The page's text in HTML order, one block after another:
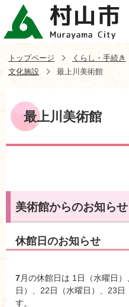
トップページ くらし・手続き
文化施設
最上川美術館
最上川美術館
美術館からのお知らせ
休館日のお知らせ
7月の休館日は 1日（水曜日
日）、22日（水曜日）、23
す。